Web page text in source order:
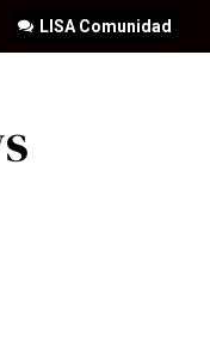
LISA Comunidad